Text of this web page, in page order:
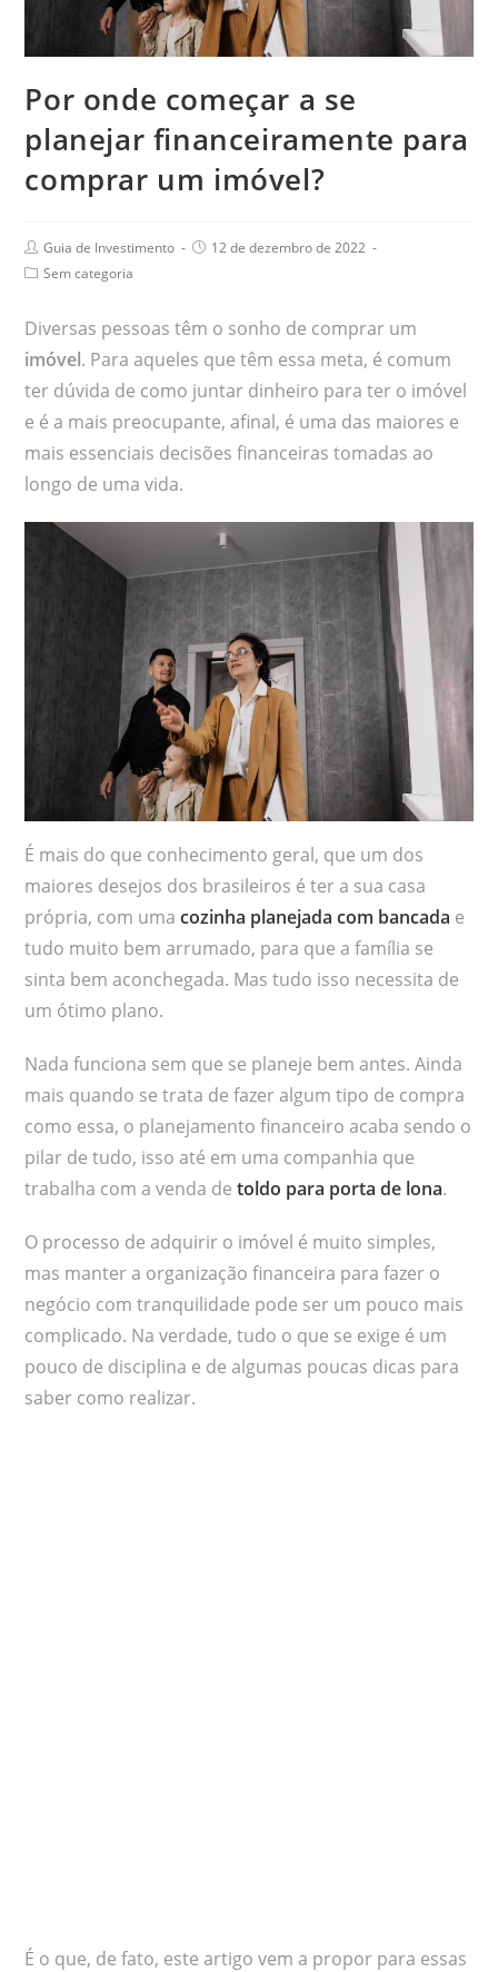
Por onde começar a se
planejar financeiramente para
comprar um imóvel?
Guia de Investimento
12 de dezembro de 2022
Sem categoria
Diversas pessoas têm o sonho de comprar um
imóvel. Para aqueles que têm essa meta, é comum
ter dúvida de como juntar dinheiro para ter o imóvel
e é a mais preocupante, afinal, é uma das maiores e
mais essenciais decisões financeiras tomadas ao
longo de uma vida.
É mais do que conhecimento geral, que um dos
maiores desejos dos brasileiros é ter a sua casa
própria, com umacozinha planejada com bancada e
tudo muito bem arrumado, para que a família se
sinta bem aconchegada. Mas tudo isso necessita de
um ótimo plano.
Nada funciona sem que se planeje bem antes. Ainda
mais quando se trata de fazer algum tipo de compra
como essa, o planejamento financeiro acaba sendo o
pilar de tudo, isso até em uma companhia que
trabalha com a venda detoldo para porta de lona.
O processo de adquirir o imóvel é muito simples,
mas manter a organização financeira para fazer o
negócio com tranquilidade pode ser um pouco mais
complicado. Na verdade, tudo o que se exige é um
pouco de disciplina e de algumas poucas dicas para
saber como realizar.
É o que, de fato, este artigo vem a propor para essas